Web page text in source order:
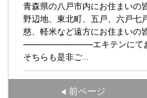
青森県の八戸市内にお住まいの
野辺地、東北町、五戸、六戸七
慈、軽米など遠方にお住まいの皆
---------------------------------エキテン
そちらも是非ご...
◀ 前ページ